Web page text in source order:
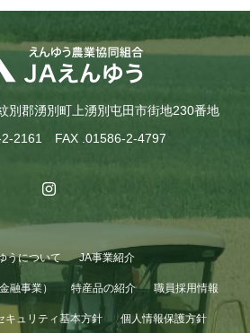
郡湧別町上湧別屯田市街地230番地
2-2161 FAX .01586-2-4797
うについて JA事業紹介
融事業） 特産品の紹介 職員採用情報
キュリティ基本方針 個人情報保護方針